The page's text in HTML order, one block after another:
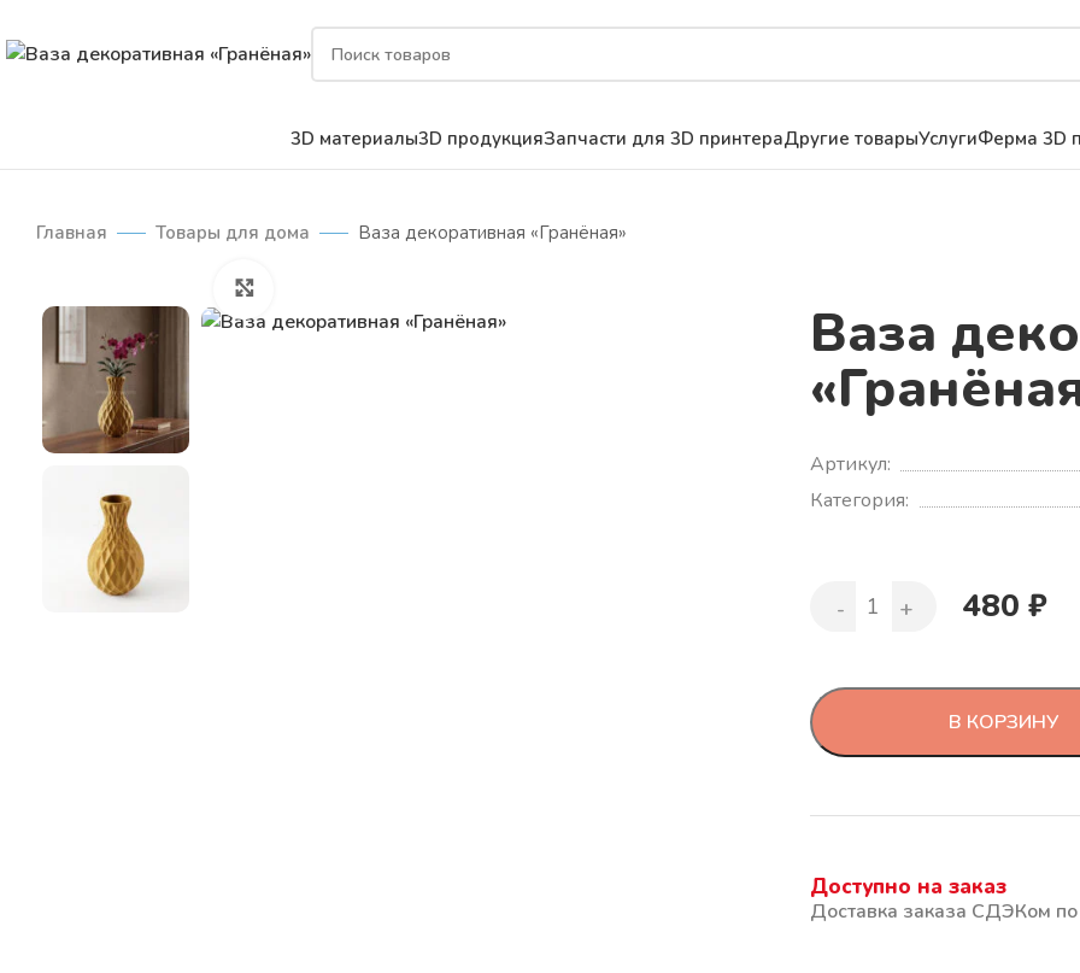
3D материалы3D продукцияЗапчасти для 3D принтераДругие товарыУслугиФерма 3D
Главная Товары для дома Ваза декоративная «Гранёная»
Ваза
480 ₽
Доступно на заказ
В КОРЗИНУ
Доставка заказа СДЭКом по
Артикул:
Категория: